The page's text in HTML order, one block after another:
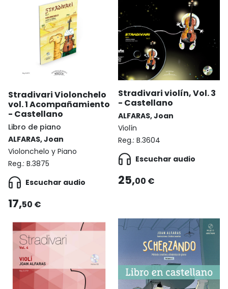
Stradivari Violonchelo
vol. 1 Acompañamiento
- Castellano
Libro de piano
ALFARAS, Joan
Violonchelo y Piano
Reg.: B.3875
Escuchar audio
17,50 €
Stradivari violín, Vol. 3
- Castellano
ALFARAS, Joan
Violín
Reg.: B.3604
Escuchar audio
25,00 €